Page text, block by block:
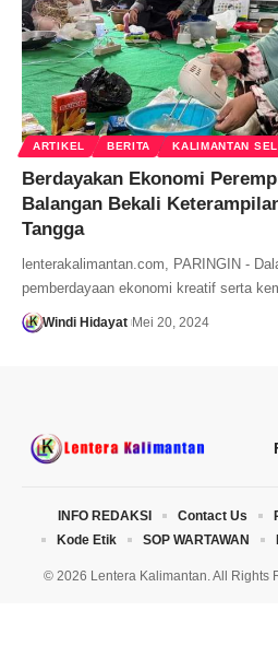
ARTIKEL BERITA KALIMANTAN
Berdayakan Ekonomi
Balangan Bekali
Tangga
lenterakalimantan.com, PARINGIN -
pemberdayaan ekonomi kreatif serta
Windi Hidayat Mei 20, 2024
© 2026 Lentera Kalimantan. All Rights
INFO REDAKSI Contact Us
Kode Etik
SOP WARTAWAN